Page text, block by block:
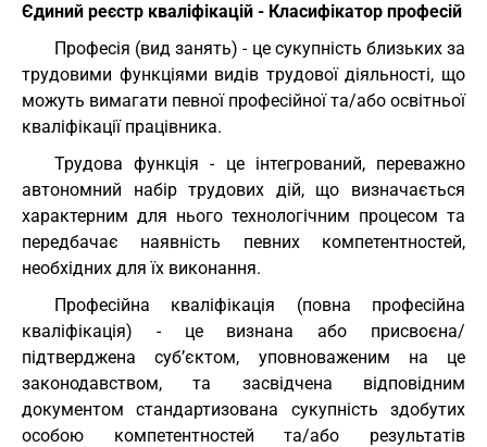
Єдиний реєстр кваліфікацій - Класифікатор професій
Професія (вид занять) - це сукупність близьких за
трудовими функціями видів трудової діяльності, що
можуть вимагати певної професійної та/або освітньої
кваліфікації працівника.
Трудова функція - це інтегрований, переважно
автономний набір трудових дій, що визначається
характерним для нього технологічним процесом та
передбачає наявність певних компетентностей,
необхідних для їх виконання.
Професійна кваліфікація (повна професійна
кваліфікація) - це визнана або присвоєна/
підтверджена суб’єктом, уповноваженим на це
законодавством, та засвідчена відповідним
документом стандартизована сукупність здобутих
особою компетентностей та/або результатів